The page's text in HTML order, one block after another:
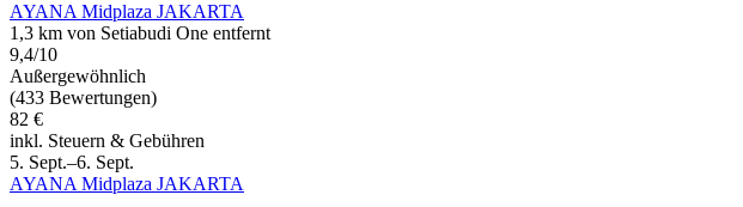
AYANA Midplaza JAKARTA
1,3 km von Setiabudi One entfernt
9,4/10
Außergewöhnlich
(433 Bewertungen)
82 €
inkl. Steuern & Gebühren
5. Sept.–6. Sept.
AYANA Midplaza JAKARTA